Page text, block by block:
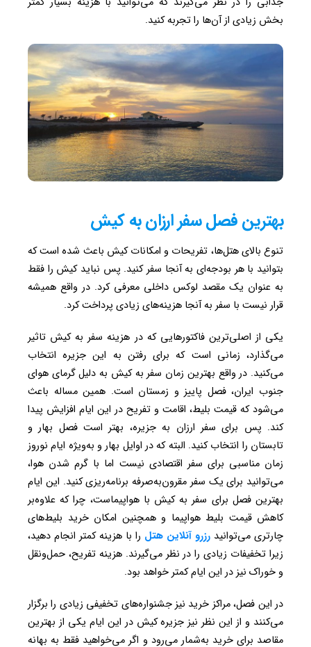
بخش زیادی از آن‌ها را تجربه کنید.
بهترین فصل سفر ارزان به کیش
تنوع بالای هتل‌ها، تفریحات و امکانات کیش باعث شده است که
بتوانید با هر بودجه‌ای به آنجا سفر کنید. پس نباید کیش را فقط
به عنوان یک مقصد لوکس داخلی معرفی کرد. در واقع همیشه
قرار نیست با سفر به آنجا هزینه‌های زیادی پرداخت کرد.
یکی از اصلی‌ترین فاکتورهایی که در هزینه سفر به کیش تاثیر
می‌گذارد، زمانی‌ است که برای رفتن به این جزیره انتخاب
می‌کنید. در واقع بهترین زمان سفر به کیش به دلیل گرمای هوای
جنوب ایران، فصل پاییز و زمستان است. همین مساله باعث
می‌شود که قیمت بلیط، اقامت و تفریح در این ایام افزایش پیدا
کند. پس برای سفر ارزان به جزیره، بهتر است فصل بهار و
تابستان را انتخاب کنید. البته که در اوایل بهار و به‌ویژه ایام نوروز
زمان مناسبی برای سفر اقتصادی نیست اما با گرم شدن هوا،
می‌توانید برای یک سفر مقرون‌به‌صرفه برنامه‌ریزی کنید. این ایام
بهترین فصل برای سفر به کیش با هواپیماست، چرا که علاوه‌بر
کاهش قیمت بلیط هواپیما و همچنین امکان خرید بلیط‌های
چارتری می‌توانید رزرو آنلاین هتل را با هزینه کمتر انجام دهید،
زیرا تخفیفات زیادی را در نظر می‌گیرند. هزینه تفریح، حمل‌ونقل
و خوراک نیز در این ایام کمتر خواهد بود.
در این فصل، مراکز خرید نیز جشنواره‌های تخفیفی زیادی را برگزار
می‌کنند و از این نظر نیز جزیره کیش در این ایام یکی از بهترین
مقاصد برای خرید به‌شمار می‌رود و اگر می‌خواهید فقط به بهانه